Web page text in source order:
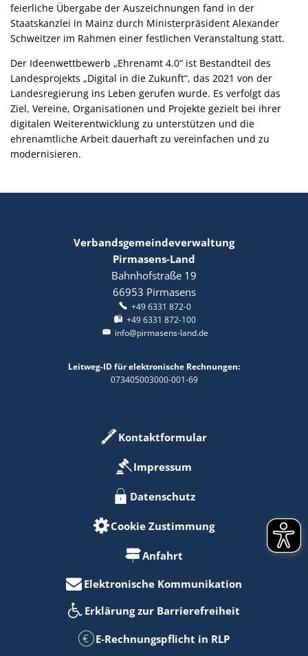
feierliche Übergabe der Auszeichnungen fand in der
Staatskanzlei in Mainz durch Ministerpräsident Alexander
Schweitzer im Rahmen einer festlichen Veranstaltung statt.
Der Ideenwettbewerb „Ehrenamt 4.0“ ist Bestandteil des
Landesprojekts „Digital in die Zukunft“, das 2021 von der
Landesregierung ins Leben gerufen wurde. Es verfolgt das
Ziel, Vereine, Organisationen und Projekte gezielt bei ihrer
digitalen Weiterentwicklung zu unterstützen und die
ehrenamtliche Arbeit dauerhaft zu vereinfachen und zu
modernisieren.
Verbandsgemeindeverwaltung
Pirmasens-Land
Bahnhofstraße 19
66953 Pirmasens
+49 6331 872-0
+49 6331 872-100
info@pirmasens-land.de
Leitweg-ID für elektronische Rechnungen:
073405003000-001-69
Kontaktformular
Impressum
Datenschutz
Cookie Zustimmung
Anfahrt
Elektronische Kommunikation
Erklärung zur Barrierefreiheit
E-Rechnungspflicht in RLP